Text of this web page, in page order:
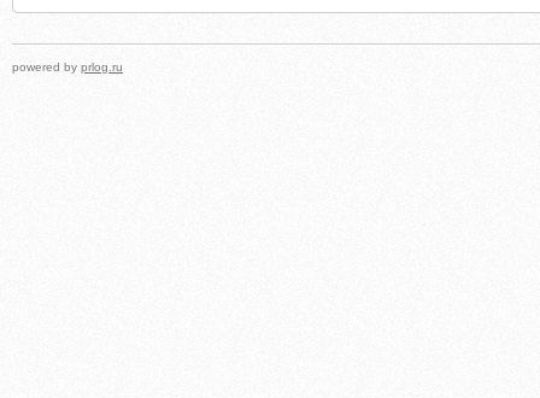
powered by prlog.ru